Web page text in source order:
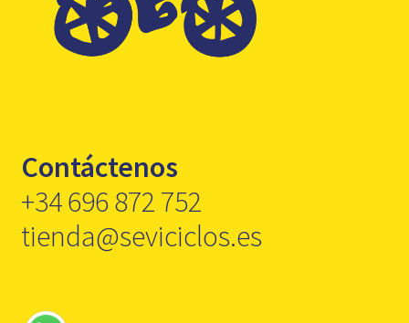
Contáctenos
+34 696 872 752
tienda@seviciclos.es